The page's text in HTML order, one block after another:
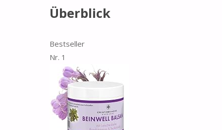
Überblick
Bestseller
Nr. 1